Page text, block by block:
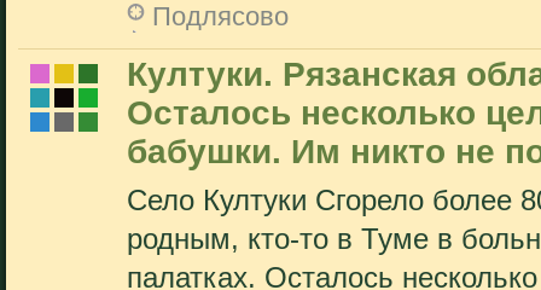
Подлясово
Култуки. Рязанская
Осталось несколько
бабушки. Им никто не
Село Култуки Сгорело более
родным, кто-то в Туме в
палатках. Осталось